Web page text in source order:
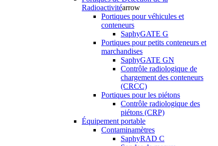
Radioactivitéarrow
Portiques pour véhicules et
conteneurs
SaphyGATE G
Portiques pour petits conteneurs et
marchandises
SaphyGATE GN
Contrôle radiologique de
chargement des conteneurs
(CRCC)
Portiques pour les piétons
Contrôle radiologique des
piétons (CRP)
Équipement portable
Contaminamètres
SaphyRAD C